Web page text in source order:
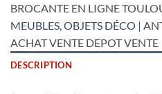
BROCANTE EN LIGNE
MEUBLES,OBJETS DÉCO |
ACHAT VENTE DEPOT VENTE
DESCRIPTION